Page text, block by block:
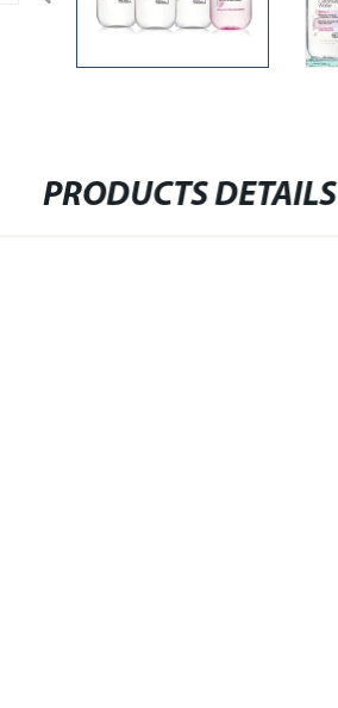
PRODUCTS DETAILS